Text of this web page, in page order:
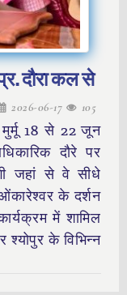
दौरा कल से
2026-06-17 105
मुर्मू 18 से 22 जून
दौरे पर
जहां से वे सीधे
के दर्शन
में शामिल
श्योपुर के विभिन्न